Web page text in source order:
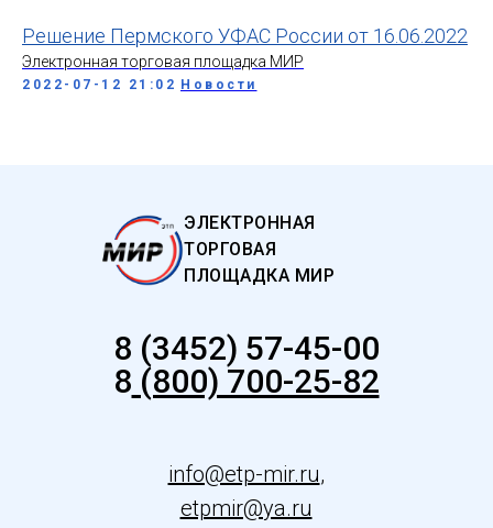
Решение Пермского УФАС России от 16.06.2022
Электронная торговая площадка МИР
2022-07-12 21:02 Новости
ЭЛЕКТРОННАЯ
ТОРГОВАЯ
ПЛОЩАДКА МИР
8 (3452) 57-45-00
8 (800) 700-25-82
info@etp-mir.ru,
etpmir@ya.ru